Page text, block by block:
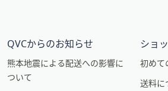
QVCからのお知らせ
熊本地震による配送への影響に
ついて
ショ
初めて
送料に